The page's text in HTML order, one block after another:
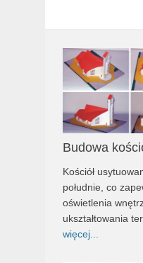
Budowa
Kościół
południe, co
oświetlenia
ukształtowania
więcej...